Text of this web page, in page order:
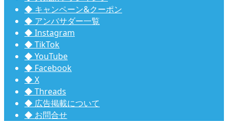
◆ キャンペーン&クーポン
◆ アンバサダー一覧
◆ Instagram
◆ TikTok
◆ YouTube
◆ Facebook
◆ X
◆ Threads
◆ 広告掲載について
◆ お問合せ